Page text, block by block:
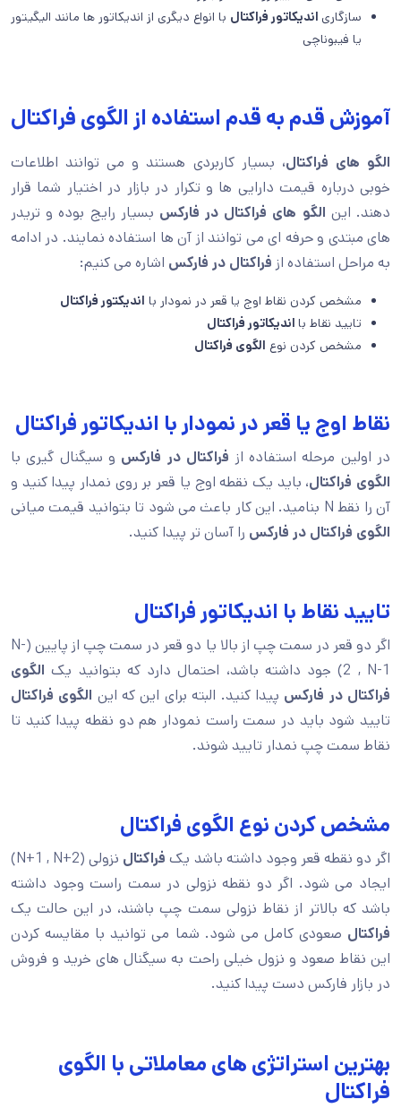
سازگاری اندیکاتور فراکتال با انواع دیگری از اندیکاتور ها مانند الیگیتور
یا فیبوناچی
آموزش قدم به قدم استفاده از الگوی فراکتال
الگو های فراکتال، بسیار کاربردی هستند و می توانند اطلاعات
خوبی درباره قیمت دارایی ها و تکرار در بازار در اختیار شما قرار
دهند. این الگو های فراکتال در فارکس بسیار رایج بوده و تریدر
های مبتدی و حرفه ای می توانند از آن ها استفاده نمایند. در ادامه
به مراحل استفاده از فراکتال در فارکس اشاره می کنیم:
مشخص کردن نقاط اوج یا قعر در نمودار با اندیکتور فراکتال
تایید نقاط با اندیکاتور فراکتال
مشخص کردن نوع الگوی فراکتال
نقاط اوج یا قعر در نمودار با اندیکاتور فراکتال
در اولین مرحله استفاده از فراکتال در فارکس و سیگنال گیری با
الگوی فراکتال، باید یک نقطه اوج یا قعر بر روی نمدار پیدا کنید و
آن را نقط N بنامید. این کار باعث می شود تا بتوانید قیمت میانی
الگوی فراکتال در فارکس را آسان تر پیدا کنید.
تایید نقاط با اندیکاتور فراکتال
اگر دو قعر در سمت چپ از بالا یا دو قعر در سمت چپ از پایین (N-
2 , N-1) جود داشته باشد، احتمال دارد که بتوانید یک
الگوی
فراکتال در فارکس پیدا کنید. البته برای این که این الگوی فراکتال
تایید شود باید در سمت راست نمودار هم دو نقطه پیدا کنید تا
نقاط سمت چپ نمدار تایید شوند.
مشخص کردن نوع الگوی فراکتال
اگر دو نقطه قعر وجود داشته باشد یک فراکتال
نزولی (N+1 , N+2)
ایجاد می شود. اگر دو نقطه نزولی در سمت راست وجود داشته
باشد که بالاتر از نقاط نزولی سمت چپ باشند، در این حالت یک
فراکتال صعودی کامل می شود. شما می توانید با مقایسه کردن
این نقاط صعود و نزول خیلی راحت به سیگنال های خرید و فروش
در بازار فارکس دست پیدا کنید.
بهترین استراتژی های معاملاتی با الگوی
فراکتال